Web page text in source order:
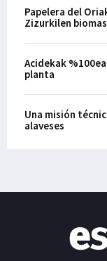
Papelera del
Zizurkilen
Acidekak
planta
Una misión
alaveses